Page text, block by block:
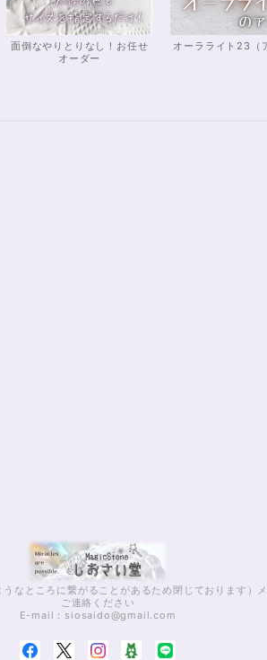
面倒なやりとりなし！お任せ
オーダー
オーラライト23（
なところに繋がることがあるため閉じております）
ご連絡ください
E-mail： siosaido@gmail.com